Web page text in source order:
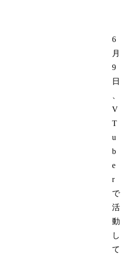
6
月
9
日
V
T
u
b
e
r
で
活
動
し
て